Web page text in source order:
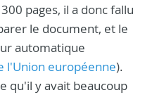
pages, il a donc fallu
le document, et le
automatique
l'Union européenne).
qu'il y avait beaucoup